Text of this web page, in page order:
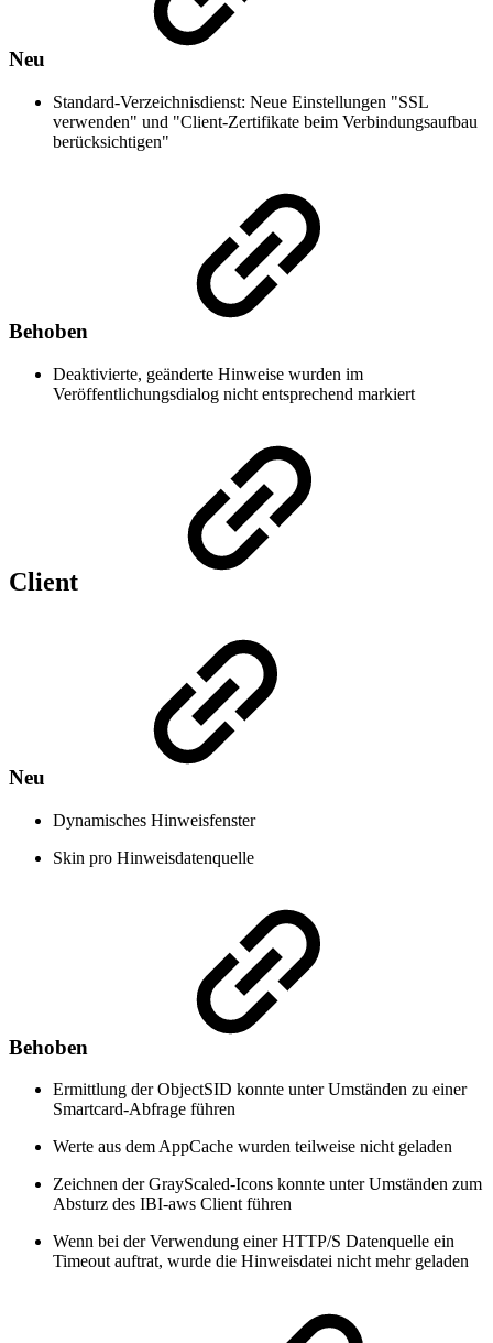
Neu
Standard-Verzeichnisdienst: Neue Einstellungen "SSL
verwenden" und "Client-Zertifikate beim Verbindungsaufbau
berücksichtigen"
Behoben
Deaktivierte, geänderte Hinweise wurden im
Veröffentlichungsdialog nicht entsprechend markiert
Client
Neu
Dynamisches Hinweisfenster
Skin pro Hinweisdatenquelle
Behoben
Ermittlung der ObjectSID konnte unter Umständen zu einer
Smartcard-Abfrage führen
Werte aus dem AppCache wurden teilweise nicht geladen
Zeichnen der GrayScaled-Icons konnte unter Umständen zum
Absturz des IBI-aws Client führen
Wenn bei der Verwendung einer HTTP/S Datenquelle ein
Timeout auftrat, wurde die Hinweisdatei nicht mehr geladen